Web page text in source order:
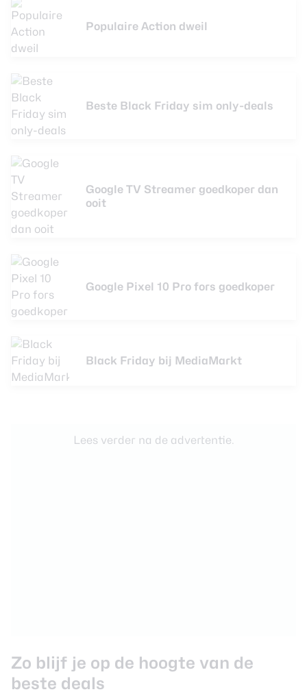
Populaire Action dweil
Beste Black Friday sim only-deals
Google TV Streamer goedkoper dan
ooit
Google Pixel 10 Pro fors goedkoper
Black Friday bij MediaMarkt
Lees verder na de advertentie.
Zo blijf je op de hoogte van de
beste deals